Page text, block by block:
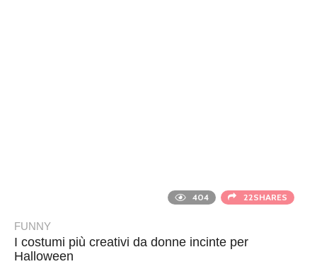
404 22SHARES
FUNNY
I costumi più creativi da donne incinte per
Halloween